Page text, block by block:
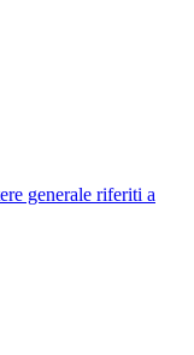
generale riferiti a